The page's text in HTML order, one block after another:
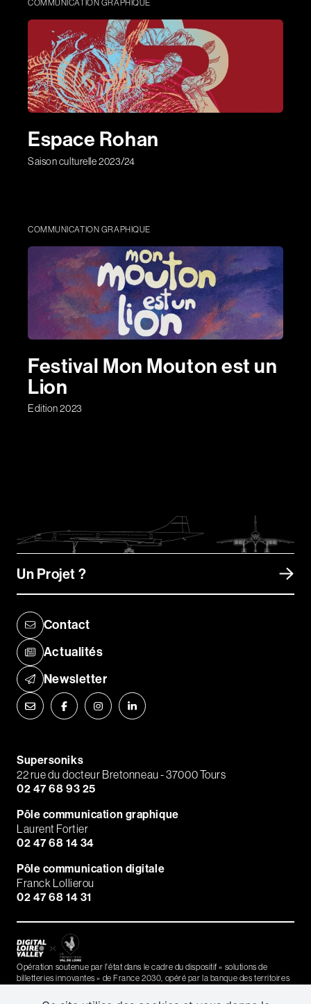
COMMUNICATION GRAPHIQUE
Espace Rohan
Saison culturelle 2023/24
COMMUNICATION GRAPHIQUE
Festival Mon Mouton est un
Lion
Edition 2023
Un Projet ?
Contact
Actualités
Newsletter
Supersoniks
22 rue du docteur Bretonneau - 37000 Tours
02 47 68 93 25
Pôle communication graphique
Laurent Fortier
02 47 68 14 34
Pôle communication digitale
Franck Lollierou
02 47 68 14 31
Opération soutenue par l'état dans le cadre du dispositif « solutions de
billetteries innovantes » de France 2030, opéré par la banque des territoires